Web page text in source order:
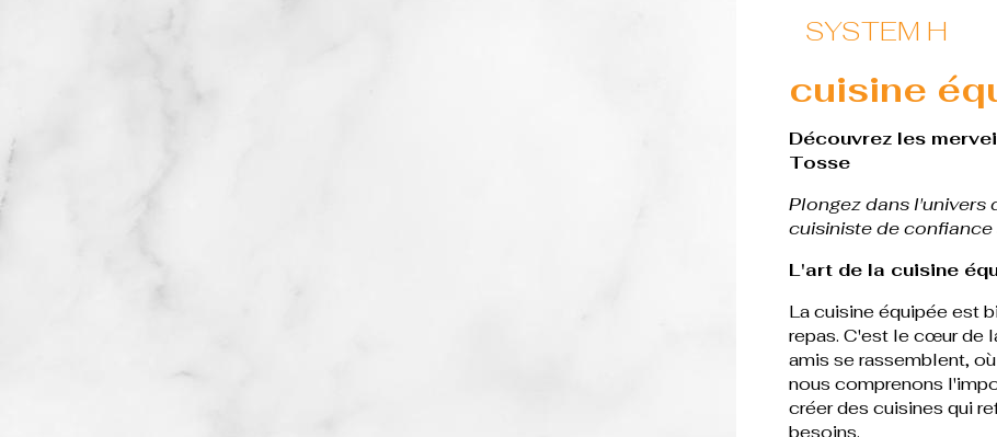
SYSTEM H
cuisine
Découvrez les
Tosse
Plongez dans l'univers
cuisiniste de confiance
L'art de la cuisine
La cuisine équipée est
repas. C'est le cœur de
amis se rassemblent,
nous comprenons
créer des cuisines qui
besoins.